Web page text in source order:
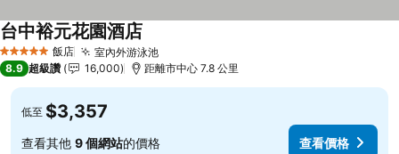
5 星級 飯店 室內外游泳池查看價格
台中裕元花園酒店
8.9 超級讚 16,000 距離市中心 7.8 公里
低至 $3,357
查看其他 9 個網站的價格 查看價格